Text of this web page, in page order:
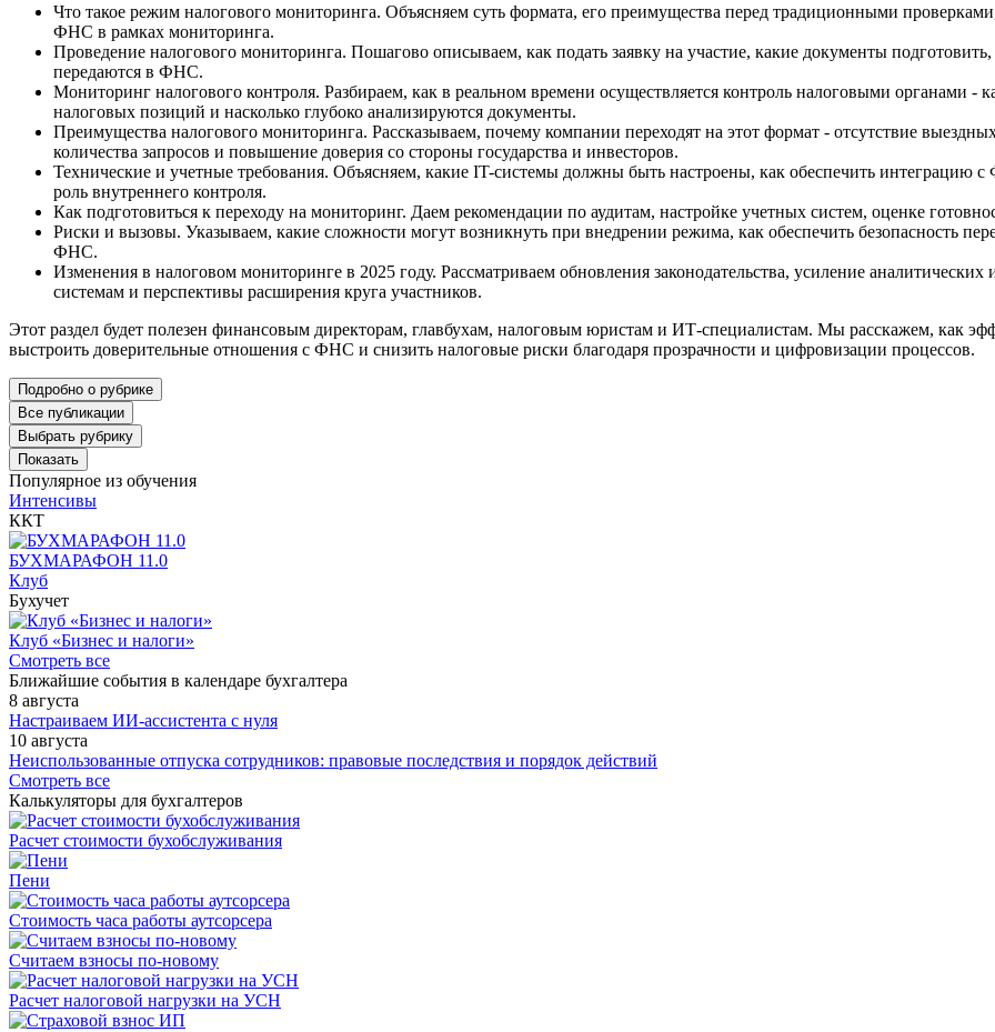
Что такое режим налогового мониторинга. Объясняем суть формата, его преимущества перед традиционными
ФНС в рамках мониторинга.
Проведение налогового мониторинга. Пошагово описываем, как подать заявку на участие, какие документы
передаются в ФНС.
Мониторинг налогового контроля. Разбираем, как в реальном времени осуществляется контроль налоговыми органами -
налоговых позиций и насколько глубоко анализируются документы.
Преимущества налогового мониторинга. Рассказываем, почему компании переходят на этот формат - отсутствие
количества запросов и повышение доверия со стороны государства и инвесторов.
Технические и учетные требования. Объясняем, какие IT-системы должны быть настроены, как обеспечить интеграцию
роль внутреннего контроля.
Как подготовиться к переходу на мониторинг. Даем рекомендации по аудитам, настройке учетных систем, оценке
Риски и вызовы. Указываем, какие сложности могут возникнуть при внедрении режима, как обеспечить безопасность
ФНС.
Изменения в налоговом мониторинге в 2025 году. Рассматриваем обновления законодательства, усиление
системам и перспективы расширения круга участников.
Этот раздел будет полезен финансовым директорам, главбухам, налоговым юристам и ИТ-специалистам. Мы расскажем, как
выстроить доверительные отношения с ФНС и снизить налоговые риски благодаря прозрачности и цифровизации процессов.
Подробно о рубрике
Все публикации
Выбрать рубрику
Показать
Популярное из обучения
Интенсивы
ККТ
БУХМАРАФОН 11.0
Клуб
Бухучет
Клуб «Бизнес и налоги»
Смотреть все
Ближайшие события в календаре бухгалтера
8 августа
Настраиваем ИИ-ассистента с нуля
10 августа
Неиспользованные отпуска сотрудников: правовые последствия и порядок действий
Смотреть все
Калькуляторы для бухгалтеров
Расчет стоимости бухобслуживания
Пени
Стоимость часа работы аутсорсера
Считаем взносы по-новому
Расчет налоговой нагрузки на УСН